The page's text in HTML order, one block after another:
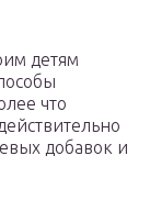
детям
что
добавок и